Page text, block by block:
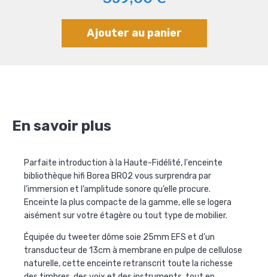
Ajouter au panier
En savoir plus
Parfaite introduction à la Haute-Fidélité, l'enceinte
bibliothèque hifi Borea BR02 vous surprendra par
l’immersion et l’amplitude sonore qu’elle procure.
Enceinte la plus compacte de la gamme, elle se logera
aisément sur votre étagère ou tout type de mobilier.
Équipée du tweeter dôme soie 25mm EFS et d’un
transducteur de 13cm à membrane en pulpe de cellulose
naturelle, cette enceinte retranscrit toute la richesse